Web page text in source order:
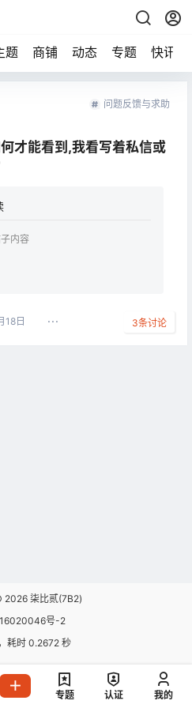
题 商铺 动态 专题 快讯
问题反馈与求助
才能看到,我看写着私信或
内容
18日 3条讨论
2026 柒比贰(7B2)
号-2
耗时 0.2672 秒
专题 认证 我的